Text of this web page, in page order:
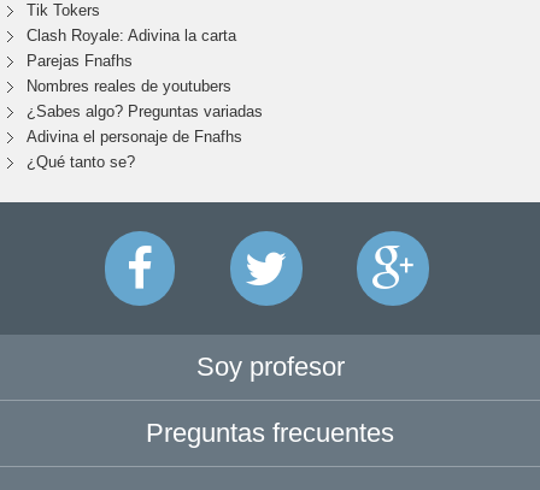
Tik Tokers
Clash Royale: Adivina la carta
Parejas Fnafhs
Nombres reales de youtubers
¿Sabes algo? Preguntas variadas
Adivina el personaje de Fnafhs
¿Qué tanto se?
Soy profesor
Preguntas frecuentes